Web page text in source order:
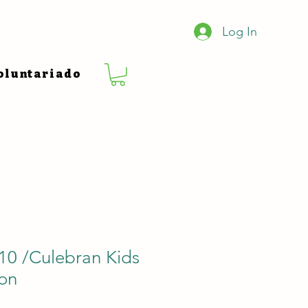
Log In
/Culebran Kids